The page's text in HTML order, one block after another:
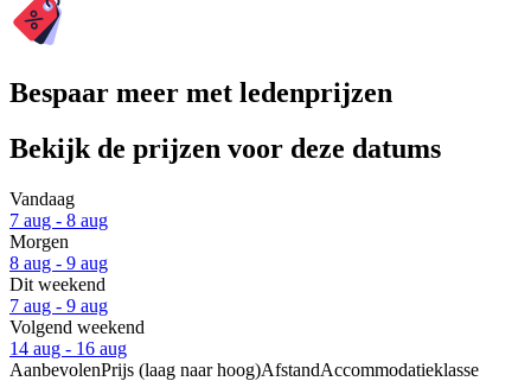
Bespaar meer met ledenprijzen
Bekijk de prijzen voor deze datums
Vandaag
7 aug - 8 aug
Morgen
8 aug - 9 aug
Dit weekend
7 aug - 9 aug
Volgend weekend
14 aug - 16 aug
AanbevolenPrijs (laag naar hoog)AfstandAccommodatieklasse